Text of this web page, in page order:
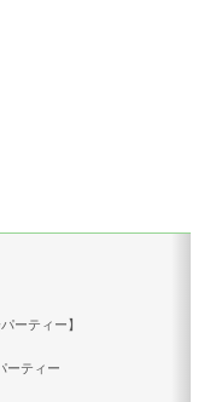
ーティー】
ティー